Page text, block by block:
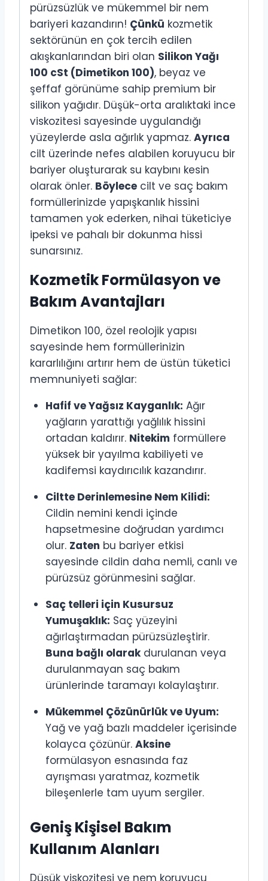
pürüzsüzlük ve mükemmel bir nem
bariyeri kazandırın! Çünkü kozmetik
sektörünün en çok tercih edilen
akışkanlarından biri olan Silikon Yağı
100 cSt (Dimetikon 100), beyaz ve
şeffaf görünüme sahip premium bir
silikon yağıdır. Düşük-orta aralıktaki ince
viskozitesi sayesinde uygulandığı
yüzeylerde asla ağırlık yapmaz. Ayrıca
cilt üzerinde nefes alabilen koruyucu bir
bariyer oluşturarak su kaybını kesin
olarak önler. Böylece cilt ve saç bakım
formüllerinizde yapışkanlık hissini
tamamen yok ederken, nihai tüketiciye
ipeksi ve pahalı bir dokunma hissi
sunarsınız.
Kozmetik Formülasyon ve
Bakım Avantajları
Dimetikon 100, özel reolojik yapısı
sayesinde hem formüllerinizin
kararlılığını artırır hem de üstün tüketici
memnuniyeti sağlar:
Hafif ve Yağsız Kayganlık: Ağır
yağların yarattığı yağlılık hissini
ortadan kaldırır. Nitekim formüllere
yüksek bir yayılma kabiliyeti ve
kadifemsi kaydırıcılık kazandırır.
Ciltte Derinlemesine Nem Kilidi:
Cildin nemini kendi içinde
hapsetmesine doğrudan yardımcı
olur. Zaten bu bariyer etkisi
sayesinde cildin daha nemli, canlı ve
pürüzsüz görünmesini sağlar.
Saç telleri için Kusursuz
Yumuşaklık: Saç yüzeyini
ağırlaştırmadan pürüzsüzleştirir.
Buna bağlı olarakdurulanan veya
durulanmayan saç bakım
ürünlerinde taramayı kolaylaştırır.
Mükemmel Çözünürlük ve Uyum:
Yağ ve yağ bazlı maddeler içerisinde
kolayca çözünür. Aksine
formülasyon esnasında faz
ayrışması yaratmaz, kozmetik
bileşenlerle tam uyum sergiler.
Geniş Kişisel Bakım
Kullanım Alanları
Düşük viskozitesi ve nem koruyucu